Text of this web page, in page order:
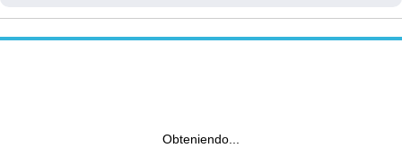
Obteniendo...